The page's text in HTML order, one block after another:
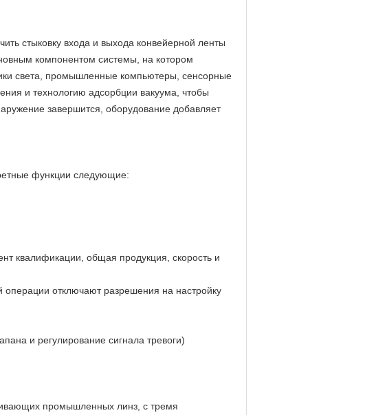
стыковку входа и выхода конвейерной ленты
компонентом системы, на котором
света, промышленные компьютеры, сенсорные
и технологию адсорбции вакуума, чтобы
завершится, оборудование добавляет
функции следующие:
квалификации, общая продукция, скорость и
отключают разрешения на настройку
и регулирование сигнала тревоги)
промышленных линз, с тремя